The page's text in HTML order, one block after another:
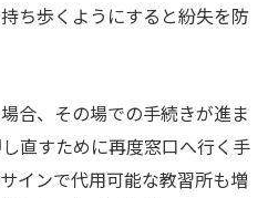
ち歩くようにすると紛失を防
合、その場での手続きが進ま
直すために再度窓口へ行く手
インで代用可能な教習所も増